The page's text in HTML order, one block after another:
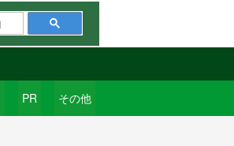
PR その他